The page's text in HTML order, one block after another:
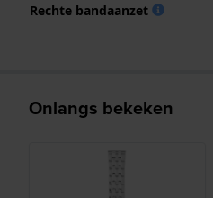
Rechte bandaanzet
Onlangs bekeken